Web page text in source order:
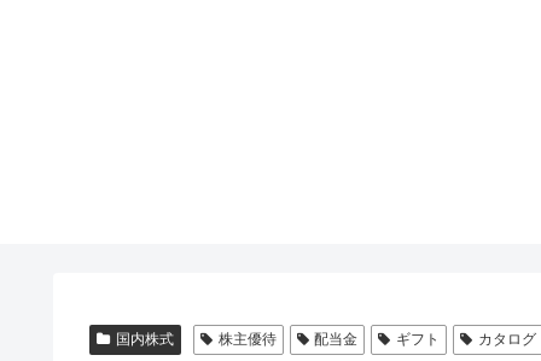
国内株式 株主優待 配当金 ギフト カタログ